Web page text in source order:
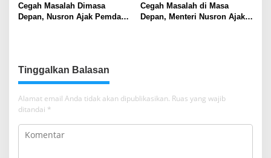
Cegah Masalah Dimasa
Depan, Nusron Ajak Pemda
Cegah Masalah di Masa
Depan, Menteri Nusron Ajak
Tinggalkan Balasan
Alamat email Anda tidak akan dipublikasikan. Ruas yang wajib
ditandai *